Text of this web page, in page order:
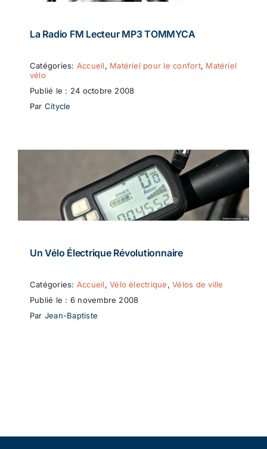
La Radio FM Lecteur MP3 TOMMYCA
Catégories: Accueil, Matériel pour le confort, Matériel
vélo
Publié le : 24 octobre 2008
Par Citycle
Un Vélo Électrique Révolutionnaire
Catégories: Accueil,Vélo électrique,Vélos de ville
Publié le : 6 novembre 2008
Par Jean-Baptiste